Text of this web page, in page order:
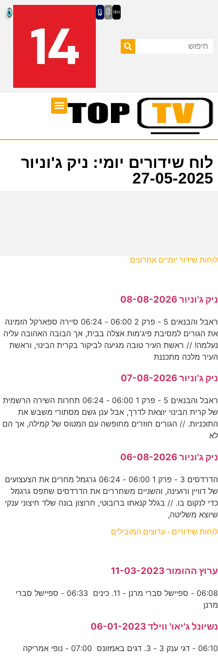
לוח שידורים יומי: ניק ג'וניור
27-05-2025
לוחות שידור יומיים אחרונים
ניק ג'וניור 08-08-2026
ראבל והבנאים 5 - פרק 2 06:00 - 06:24 סיירה ספארקל הזמינה
את הגורים למסיבת פיג'מות אצלה בבית, אך הבובה האהובה עליה
נעלמה! // ראשת העיר טובה מגיעה לביקור בקרית הבינוי, וראשת
העיר מלכה מתכננת
ניק ג'וניור 07-08-2026
ראבל והבנאים 5 - פרק 1 06:00 - 06:24 תחרות השירה הרשמית
של קרית הבינוי יוצאת לדרך, אבל ענן גשם מסתורי משבש את
התוכניות. // הגורים חוזרים מחופשה עם המטוס של קמילה, אך הם
לא
ניק ג'וניור 06-08-2026
הדרדסים 3 - פרק 1 06:00 - 06:24 גרגמל מחרים את הצעצועים
של דוויין ורועינה, והשניים משחררים את הדרדסים שתפס גרגמל
כדי לנקום בו. // בגלל קנאתו ברובוטי, חרוצון בונה שלד חיצוני ענקי
שיוצא משליטה,
לוחות שידורים - ערוצים המובילים
ערוץ ההומור 11-03-2023
06:08 - ספיישל סברי מרנן - 11. כינים 06:33 - ספיישל סברי
מרנן
נשיונל ג'יאו' ווילד 06-01-2023
06:10 - דגי ענק 3 - 3. דגים באמזונס 07:00 - נופי אמריקה